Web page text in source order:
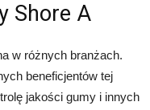
Shore A
w różnych branżach.
beneficjentów tej
jakości gumy i innych